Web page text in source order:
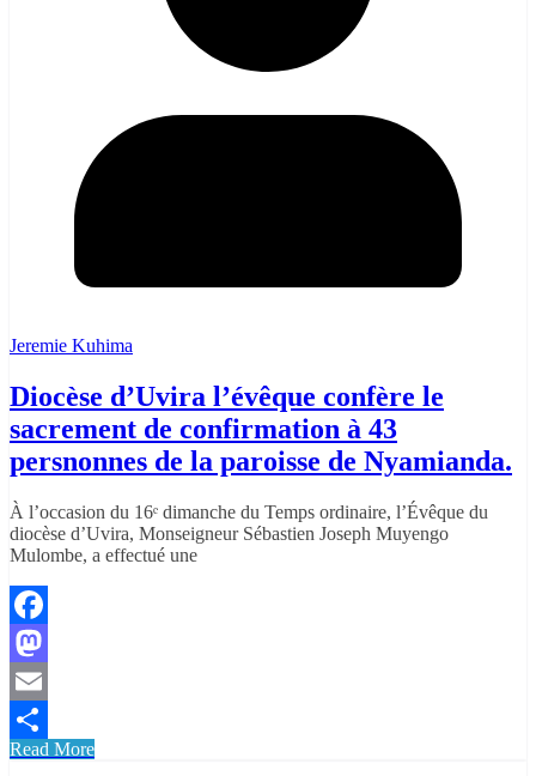
Jeremie Kuhima
Diocèse d’Uvira l’évêque confère le
sacrement de confirmation à 43
persnonnes de la paroisse de Nyamianda.
À l’occasion du 16ᵉ dimanche du Temps ordinaire, l’Évêque du
diocèse d’Uvira, Monseigneur Sébastien Joseph Muyengo
Mulombe, a effectué une
Facebook
Mastodon
Email
Partager
Read More